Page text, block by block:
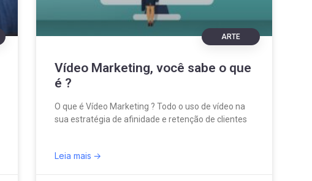
ARTE
Vídeo Marketing, você sabe o que
é ?
O que é Vídeo Marketing ? Todo o uso de vídeo na
sua estratégia de afinidade e retenção de clientes
Leia mais